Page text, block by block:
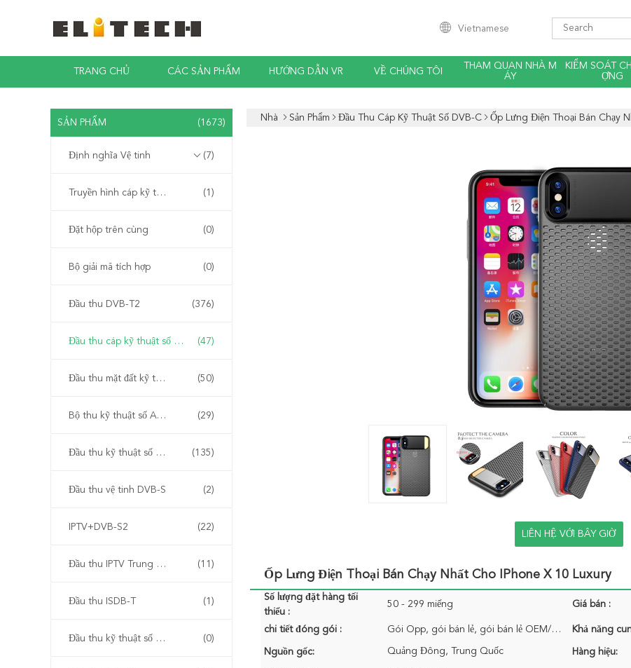
Vietnamese
TRANG CHỦ CÁC SẢN PHẨM HƯỚNG DẪN VR VỀ CHÚNG TÔI
THAM QUAN NHÀ M
ÁY
KIỂM SOÁT
ỢNG
SẢN PHẨM (1673)
Định nghĩa Vệ tinh (7)
Truyền hình cáp kỹ thuật số (1)
Đặt hộp trên cùng (0)
Bộ giải mã tích hợp (0)
Đầu thu DVB-T2 (376)
Đầu thu cáp kỹ thuật số DVB-C (47)
Đầu thu mặt đất kỹ thuật số DVB-T2 (50)
Bộ thu kỹ thuật số ATSC (29)
Đầu thu kỹ thuật số kết hợp (135)
Đầu thu vệ tinh DVB-S (2)
IPTV+DVB-S2 (22)
Đầu thu IPTV Trung Quốc (11)
Đầu thu ISDB-T (1)
Đầu thu kỹ thuật số mặt đất DVB-T (0)
Nhà Sản Phẩm Đầu Thu Cáp Kỹ Thuật Số DVB-C Ốp Lưng Điện Thoại Bán Chạy
LIÊN HỆ VỚI BÂY GIỜ
Ốp Lưng Điện Thoại Bán Chạy Nhất Cho IPhone X 10 Luxury
Số lượng đặt hàng tối
thiểu :
50 - 299 miếng Giá bán :
chi tiết đóng gói : Gói Opp, gói bán lẻ, gói bán lẻ OEM/ODM đều có sẵn Kích thước thùng carton 53 * 42 * 42cm 350 chiếc/ Khả năng
Nguồn gốc: Quảng Đông, Trung Quốc Hàng hiệu: